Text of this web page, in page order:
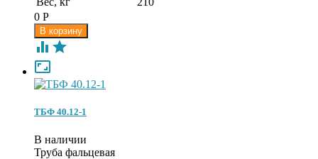
0 Р
 

ТБФ 40.12-1
В наличии
Труба фальцевая